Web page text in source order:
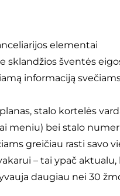
elementai
sklandžios šventės
informaciją
stalo kortelės
meniu) bei stalo
greičiau rasti savo
– tai ypač aktualu,
daugiau nei 30